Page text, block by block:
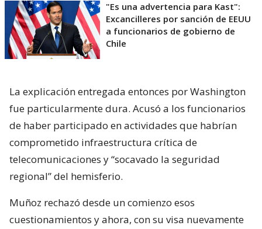
"Es una advertencia para Kast":
Excancilleres por sanción de EEUU
a funcionarios de gobierno de
Chile
La explicación entregada entonces por Washington
fue particularmente dura. Acusó a los funcionarios
de haber participado en actividades que habrían
comprometido infraestructura crítica de
telecomunicaciones y “socavado la seguridad
regional” del hemisferio.
Muñoz rechazó desde un comienzo esos
cuestionamientos y ahora, con su visa nuevamente